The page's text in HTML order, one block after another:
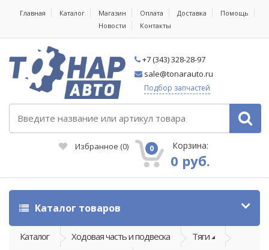
Главная Каталог Магазин Оплата Доставка
Помощь
Новости
Контакты
+7 (343) 328-28-97
sale@tonarauto.ru
Подбор запчастей
Избранное (0) 0 Корзина:
0 руб.
Каталог товаров
Каталог Ходовая часть и подвеска
Тяги